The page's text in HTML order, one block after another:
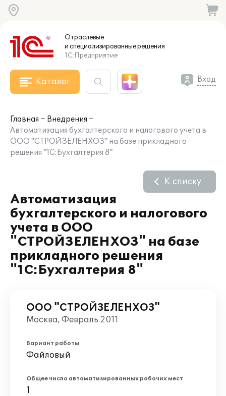
Отраслевые
и специализированныерешения
1С:Предприятие
Каталог Вход
Главная
Внедрения
Автоматизация бухгалтерского и налогового учета в
ООО "СТРОЙЗЕЛЕНХОЗ" на базе прикладного
решения "1С:Бухгалтерия 8"
Автоматизация
бухгалтерского и налогового
учета в ООО
"СТРОЙЗЕЛЕНХОЗ" на базе
прикладного решения
"1С:Бухгалтерия 8"
К списку
ООО "СТРОЙЗЕЛЕНХОЗ"
Москва, Февраль 2011
Вариант работы
Файловый
Общее число автоматизированных рабочих мест
1